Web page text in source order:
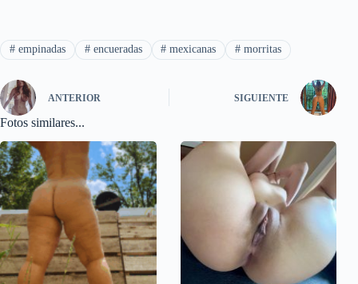
#empinadas #encueradas # mexicanas # morritas
ANTERIOR SIGUIENTE
Fotos similares...